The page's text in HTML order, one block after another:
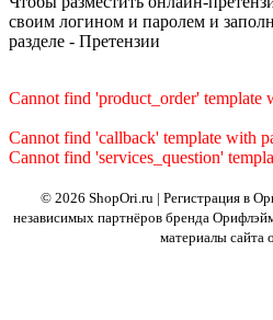
своим логином и паролем и
разделе - Претензии
Cannot find 'product_order' template
Cannot find 'callback' template with
Cannot find 'services_question'
© 2026 ShopOri.ru | Регистрация в
независимых партнёров бренда
материалы сайта